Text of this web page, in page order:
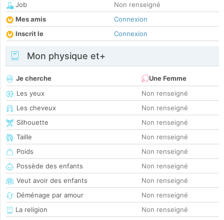
Job
Non renseigné
Mes amis
Connexion
Inscrit le
Connexion
Mon physique et+
Je cherche
Une Femme
Les yeux
Non renseigné
Les cheveux
Non renseigné
Silhouette
Non renseigné
Taille
Non renseigné
Poids
Non renseigné
Possède des enfants
Non renseigné
Veut avoir des enfants
Non renseigné
Déménage par amour
Non renseigné
La religion
Non renseigné